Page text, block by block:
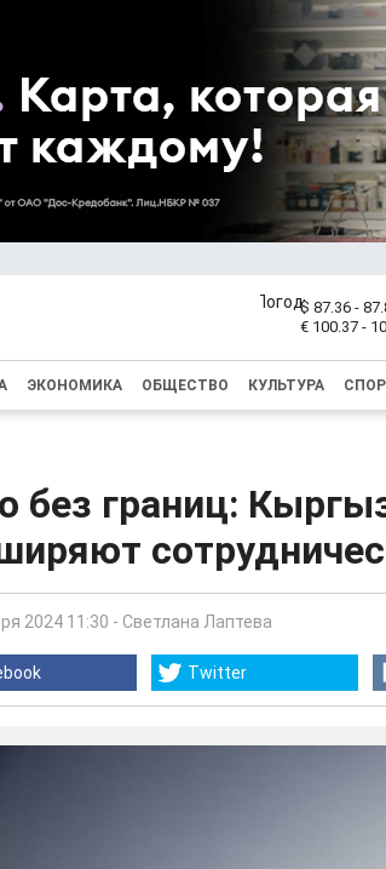
$ 87.36 -
€ 100.37 -
ЭКОНОМИКА ОБЩЕСТВО КУЛЬТУРА
без границ:
2024 11:30 - Светлана Лаптева
Twitter